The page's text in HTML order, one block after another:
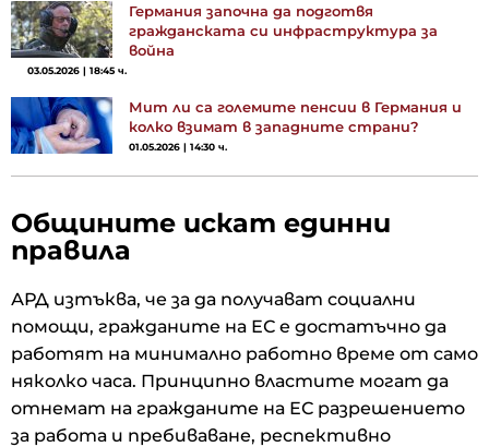
Германия започна да подготвя
гражданската си инфраструктура за
война
03.05.2026 | 18:45 ч.
Мит ли са големите пенсии в Германия и
колко взимат в западните страни?
01.05.2026 | 14:30 ч.
Общините искат единни
правила
АРД изтъква, че за да получават социални
помощи, гражданите на ЕС е достатъчно да
работят на минимално работно време от само
няколко часа. Принципно властите могат да
отнемат на гражданите на ЕС разрешението
за работа и пребиваване, респективно